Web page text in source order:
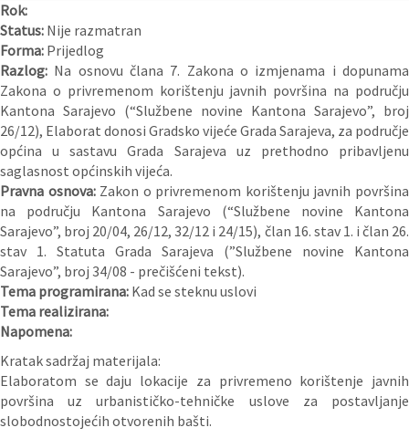
Rok:
Status: Nije razmatran
Forma: Prijedlog
Razlog: Na osnovu člana 7. Zakona o izmjenama i dopunama
Zakona o privremenom korištenju javnih površina na području
Kantona Sarajevo (“Službene novine Kantona Sarajevo”, broj
26/12), Elaborat donosi Gradsko vijeće Grada Sarajeva, za područje
općina u sastavu Grada Sarajeva uz prethodno pribavljenu
saglasnost općinskih vijeća.
Pravna osnova: Zakon o privremenom korištenju javnih površina
na području Kantona Sarajevo (“Službene novine Kantona
Sarajevo”, broj 20/04, 26/12, 32/12 i 24/15), član 16. stav 1. i član 26.
stav 1. Statuta Grada Sarajeva (”Službene novine Kantona
Sarajevo”, broj 34/08 - prečišćeni tekst).
Tema programirana: Kad se steknu uslovi
Tema realizirana:
Napomena:
Kratak sadržaj materijala:
Elaboratom se daju lokacije za privremeno korištenje javnih
površina uz urbanističko-tehničke uslove za postavljanje
slobodnostojećih otvorenih bašti.